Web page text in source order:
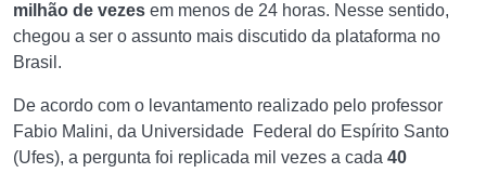
milhão de vezes em menos de 24 horas. Nesse sentido,
chegou a ser o assunto mais discutido da plataforma no
Brasil.
De acordo com o levantamento realizado pelo professor
Fabio Malini, da Universidade Federal do Espírito Santo
(Ufes), a pergunta foi replicada mil vezes a cada 40